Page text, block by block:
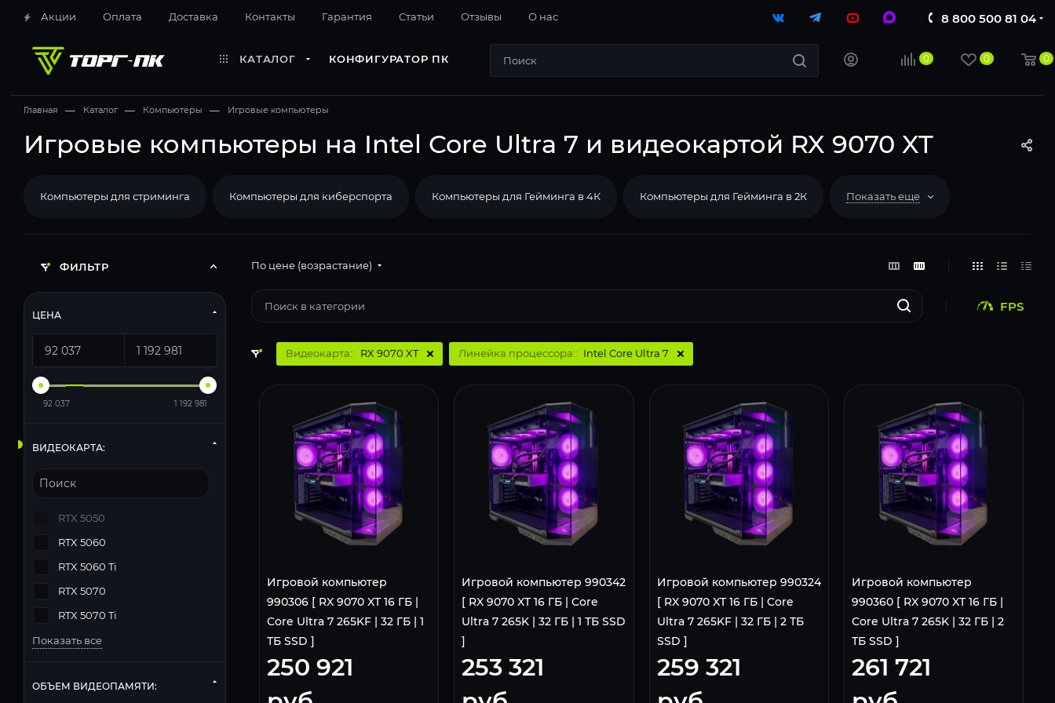
Акции Оплата Доставка Контакты Гарантия Cтатьи Отзывы О нас 8 800 500 81 04
КАТАЛОГ КОНФИГУРАТОР ПК 0 0 0
Главная — Каталог — Компьютеры — Игровые компьютеры
Игровые компьютеры на Intel Core Ultra 7 и видеокартой RX 9070 XT
Компьютеры для стриминга Компьютеры для киберспорта Компьютеры для Гейминга в 4К Компьютеры для Гейминга в 2К Показать еще
По цене (возрастание)
FPS
Видеокарта:: RX 9070 XT Линейка процессора:: Intel Core Ultra 7
Игровой компьютер
990306 [ RX 9070 XT 16 ГБ |
Core Ultra 7 265KF | 32 ГБ | 1
ТБ SSD ]
250 921
Игровой компьютер 990342
[ RX 9070 XT 16 ГБ | Core
Ultra 7 265K | 32 ГБ | 1 ТБ SSD
]
253 321
Игровой компьютер 990324
[ RX 9070 XT 16 ГБ | Core
Ultra 7 265KF | 32 ГБ | 2 ТБ
SSD ]
259 321
Игровой компьютер
990360 [ RX 9070 XT 16 ГБ |
Core Ultra 7 265K | 32 ГБ | 2
ТБ SSD ]
261 721
ФИЛЬТР
ЦЕНА
92 037 1 192 981
ВИДЕОКАРТА:
RTX 5050
RTX 5060
RTX 5060 Ti
RTX 5070
RTX 5070 Ti
Показать все
ОБЪЕМ ВИДЕОПАМЯТИ: